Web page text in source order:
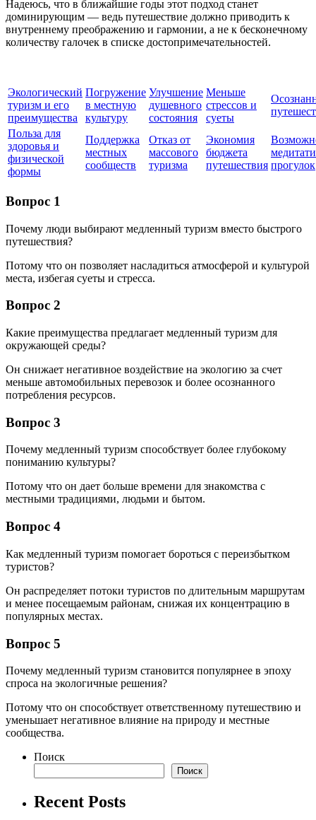
Надеюсь, что в ближайшие годы этот подход станет
доминирующим — ведь путешествие должно приводить к
внутреннему преображению и гармонии, а не к бесконечному
количеству галочек в списке достопримечательностей.
Экологический
туризм и его
преимущества
Погружение
в местную
культуру
Улучшение
душевного
состояния
Меньше
стрессов и
суеты
Польза для
здоровья и
физической
формы
Поддержка
местных
сообществ
Отказ от
массового
туризма
Экономия
бюджета
путешествия прогулок
Вопрос 1
Почему люди выбирают медленный туризм вместо быстрого
путешествия?
Потому что он позволяет насладиться атмосферой и культурой
места, избегая суеты и стресса.
Вопрос 2
Какие преимущества предлагает медленный туризм для
окружающей среды?
Он снижает негативное воздействие на экологию за счет
меньше автомобильных перевозок и более осознанного
потребления ресурсов.
Вопрос 3
Почему медленный туризм способствует более глубокому
пониманию культуры?
Потому что он дает больше времени для знакомства с
местными традициями, людьми и бытом.
Вопрос 4
Как медленный туризм помогает бороться с переизбытком
туристов?
Он распределяет потоки туристов по длительным маршрутам
и менее посещаемым районам, снижая их концентрацию в
популярных местах.
Вопрос 5
Почему медленный туризм становится популярнее в эпоху
спроса на экологичные решения?
Потому что он способствует ответственному путешествию и
уменьшает негативное влияние на природу и местные
сообщества.
Поиск
Поиск
Recent Posts